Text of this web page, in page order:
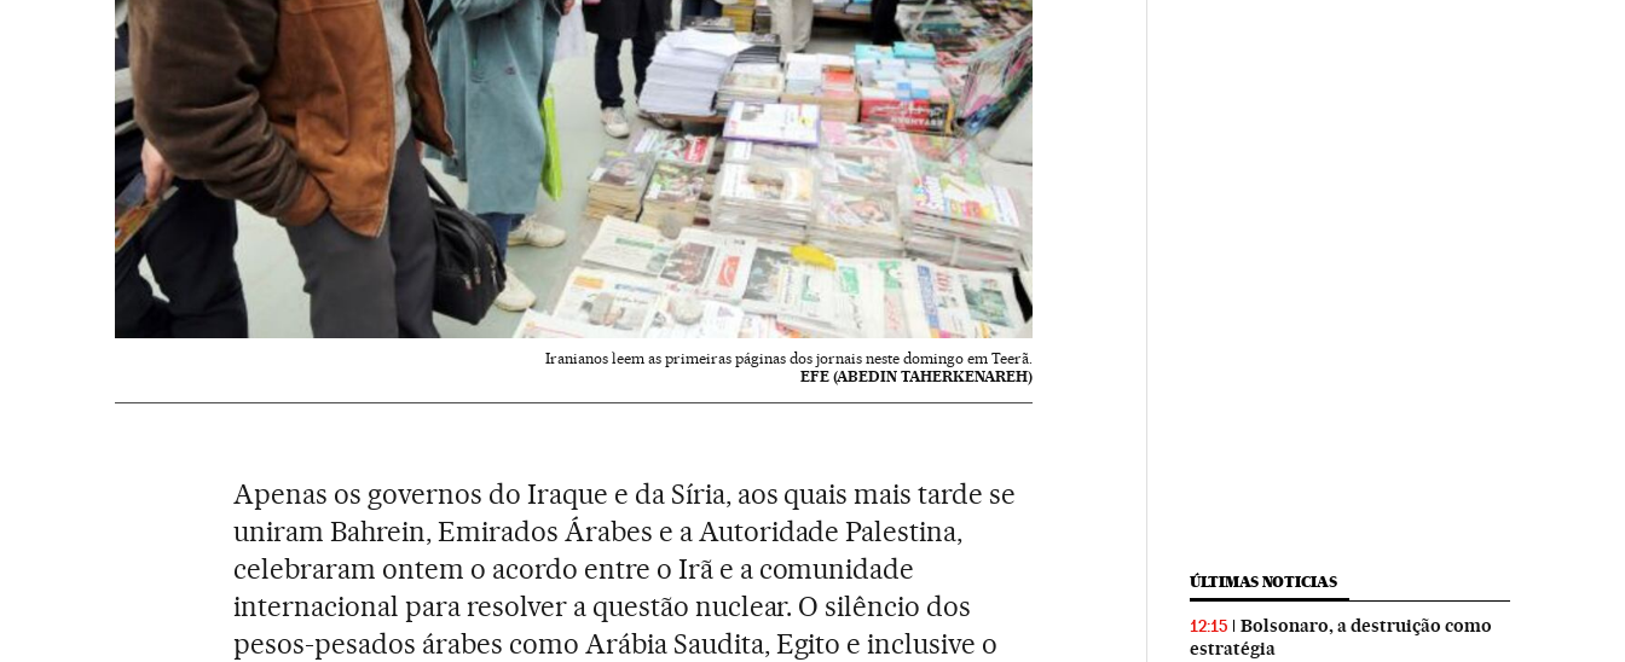
Iranianos leem as primeiras páginas dos jornais neste domingo em Teerã.
EFE (ABEDIN TAHERKENAREH)
Apenas os governos do Iraque e da Síria, aos quais mais tarde se
uniram Bahrein, Emirados Árabes e a Autoridade Palestina,
celebraram ontem o acordo entre o Irã e a comunidade
internacional para resolver a questão nuclear. O silêncio dos
pesos-pesados árabes como Arábia Saudita, Egito e inclusive o
ÚLTIMAS NOTICIAS
12:15
Bolsonaro, a destruição como
estratégia